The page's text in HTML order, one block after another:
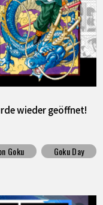
wieder geöffnet!
Goku
Goku Day